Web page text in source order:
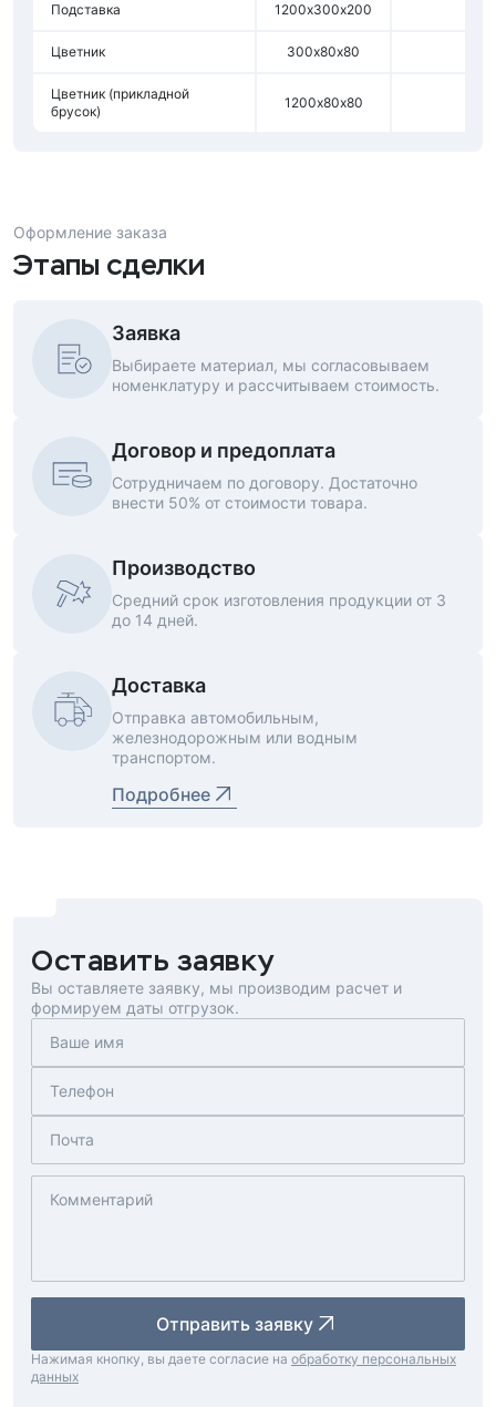
Подставка 1200х300х200
Цветник 300х80х80
Цветник (прикладной
брусок)
1200х80х80
Оформление заказа
Этапы сделки
Заявка
Выбираете материал, мы согласовываем
номенклатуру и рассчитываем стоимость.
Договор и предоплата
Сотрудничаем по договору. Достаточно
внести 50% от стоимости товара.
Производство
Средний срок изготовления продукции от 3
до 14 дней.
Доставка
Отправка автомобильным,
железнодорожным или водным
транспортом.
Подробнее
Оставить заявку
Вы оставляете заявку, мы производим расчет и
формируем даты отгрузок.
Отправить заявку
Нажимая кнопку, вы даете согласие на обработку персональных
данных